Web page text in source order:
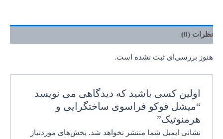
نظرات (0)
هنوز بررسی‌ای ثبت نشده است.
اولین کسی باشید که دیدگاهی می نویسد
“میشل فوکو فراسوی ساختگرایی و
هرمنوتیک”
نشانی ایمیل شما منتشر نخواهد شد. بخش‌های موردنیاز